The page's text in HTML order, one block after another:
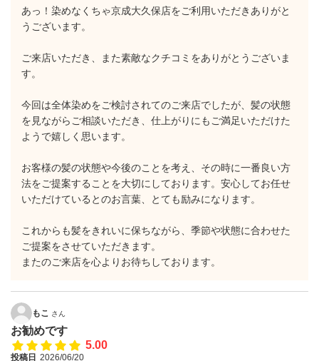
あっ！染めなくちゃ京成大久保店をご利用いただきありがと
うございます。
ご来店いただき、また素敵なクチコミをありがとうございま
す。
今回は全体染めをご検討されてのご来店でしたが、髪の状態
を見ながらご相談いただき、仕上がりにもご満足いただけた
ようで嬉しく思います。
お客様の髪の状態や今後のことを考え、その時に一番良い方
法をご提案することを大切にしております。安心してお任せ
いただけているとのお言葉、とても励みになります。
これからも髪をきれいに保ちながら、季節や状態に合わせた
ご提案をさせていただきます。
またのご来店を心よりお待ちしております。
もこ さん
お勧めです
5.00
投稿日 2026/06/20